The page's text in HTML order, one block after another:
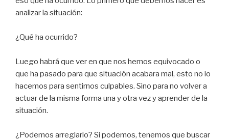
analizar la situación:
¿Qué ha ocurrido?
Luego habrá que ver en que nos hemos equivocado o
que ha pasado para que situación acabara mal, esto no lo
hacemos para sentirnos culpables. Sino para no volver a
actuar de la misma forma una y otra vez y aprender de la
situación.
¿Podemos arreglarlo? Si podemos, tenemos que buscar